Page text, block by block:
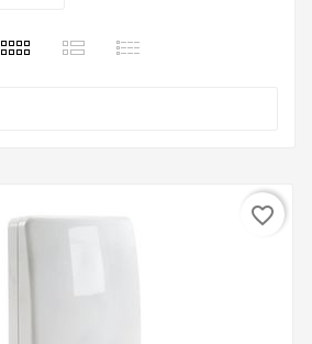
favorite_border